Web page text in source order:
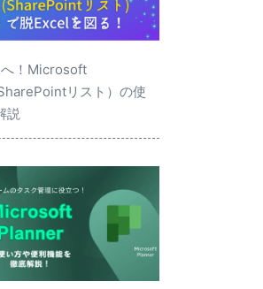
！Microsoft
リスト）の使
説